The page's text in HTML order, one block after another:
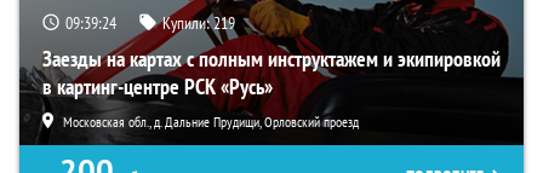
09:39:24 Купили:219
Заезды на картах с полным инструктажем и экипировкой
в картинг-центре РСК «Русь»
Московская обл., д. Дальние Прудищи, Орловский проезд